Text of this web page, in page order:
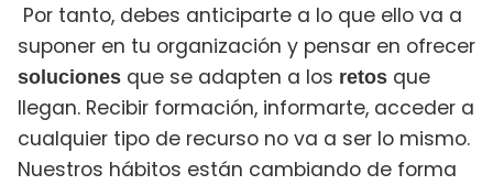
Por tanto, debes anticiparte a lo que ello va a
suponer en tu organización y pensar en ofrecer
soluciones que se adapten a los retos que
llegan. Recibir formación, informarte, acceder a
cualquier tipo de recurso no va a ser lo mismo.
Nuestros hábitos están cambiando de forma